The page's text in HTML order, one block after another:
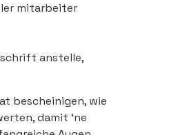
mitarbeiter
anstelle,
bescheinigen, wie
damit ‘ne